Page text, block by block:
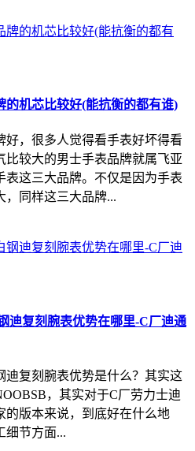
的机芯比较好(能抗衡的都有谁)
好，很多人觉得看手表好坏得看
比较大的男士手表品牌就属飞亚
表这三大品牌。不仅是因为手表
，同样这三大品牌...
迪复刻腕表优势在哪里-C厂迪通
迪复刻腕表优势是什么？其实这
，其实对于C厂劳力士迪
的版本来说，到底好在什么地
细节方面...